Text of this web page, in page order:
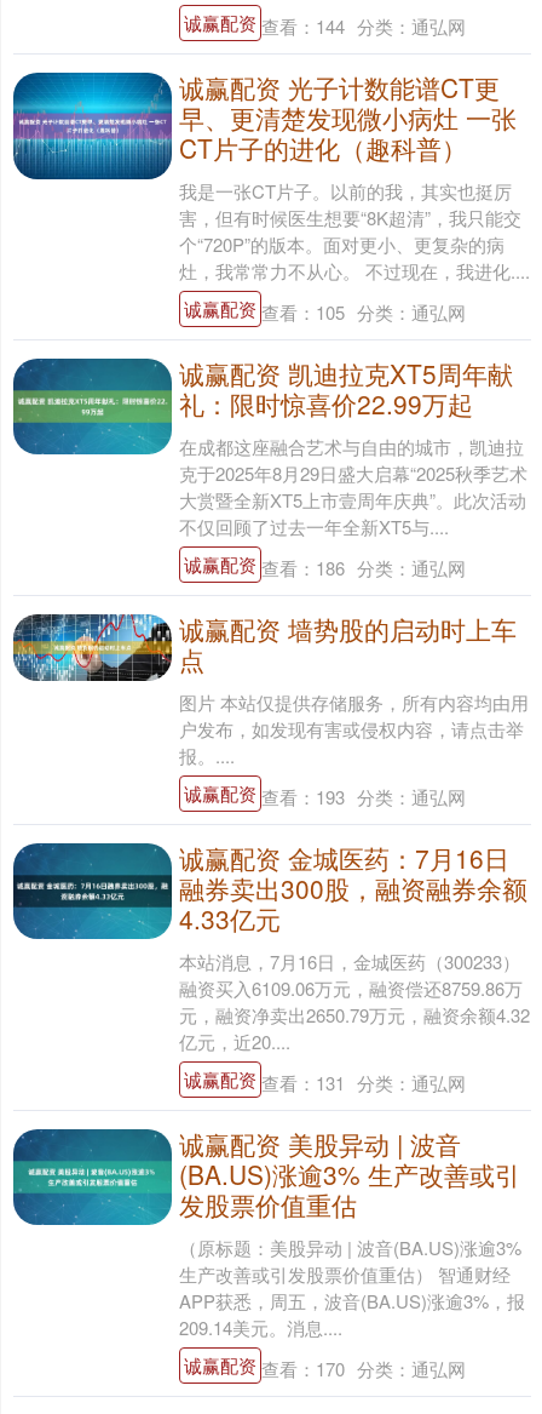
诚赢配资 查看： 144 分类： 通弘网
诚赢配资 光子计数能谱CT更
早、更清楚发现微小病灶 一张
CT片子的进化（趣科普）
我是一张CT片子。以前的我，其实也挺厉
害，但有时候医生想要“8K超清”，我只能交
个“720P”的版本。面对更小、更复杂的病
灶，我常常力不从心。 不过现在，我进化....
诚赢配资 查看： 105 分类： 通弘网
诚赢配资 凯迪拉克XT5周年献
礼：限时惊喜价22.99万起
在成都这座融合艺术与自由的城市，凯迪拉
克于2025年8月29日盛大启幕“2025秋季艺术
大赏暨全新XT5上市壹周年庆典”。此次活动
不仅回顾了过去一年全新XT5与....
诚赢配资 查看： 186 分类： 通弘网
诚赢配资 墙势股的启动时上车
点
图片 本站仅提供存储服务，所有内容均由用
户发布，如发现有害或侵权内容，请点击举
报。....
诚赢配资 查看： 193 分类： 通弘网
诚赢配资 金城医药：7月16日
融券卖出300股，融资融券余额
4.33亿元
本站消息，7月16日，金城医药（300233）
融资买入6109.06万元，融资偿还8759.86万
元，融资净卖出2650.79万元，融资余额4.32
亿元，近20....
诚赢配资 查看： 131 分类： 通弘网
诚赢配资 美股异动 | 波音
(BA.US)涨逾3% 生产改善或引
发股票价值重估
（原标题：美股异动 | 波音(BA.US)涨逾3%
生产改善或引发股票价值重估） 智通财经
APP获悉，周五，波音(BA.US)涨逾3%，报
209.14美元。消息....
诚赢配资 查看： 170 分类： 通弘网